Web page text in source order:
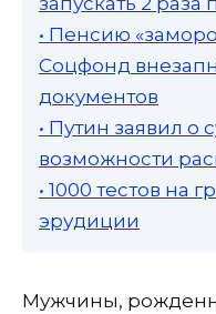
• Пенсию
Соцфонд
документов
• Путин заявил о
возможности
• 1000 тестов на
эрудиции
Мужчины,